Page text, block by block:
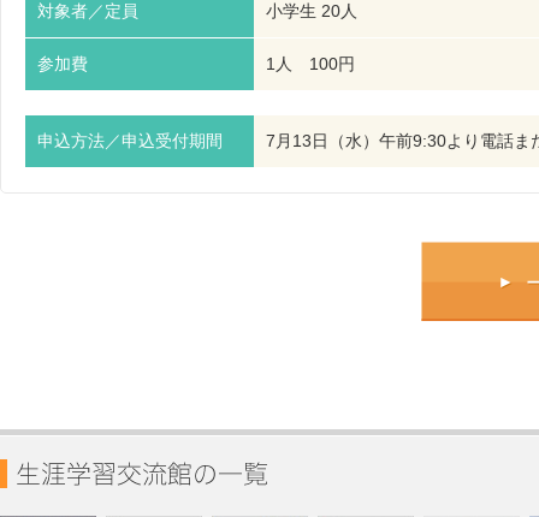
対象者／定員 小学生 20人
参加費 1人 100円
申込方法／申込受付期間 7月13日（水）午前9:30より電話ま